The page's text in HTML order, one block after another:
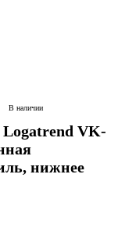
В наличии
VK-
нижнее